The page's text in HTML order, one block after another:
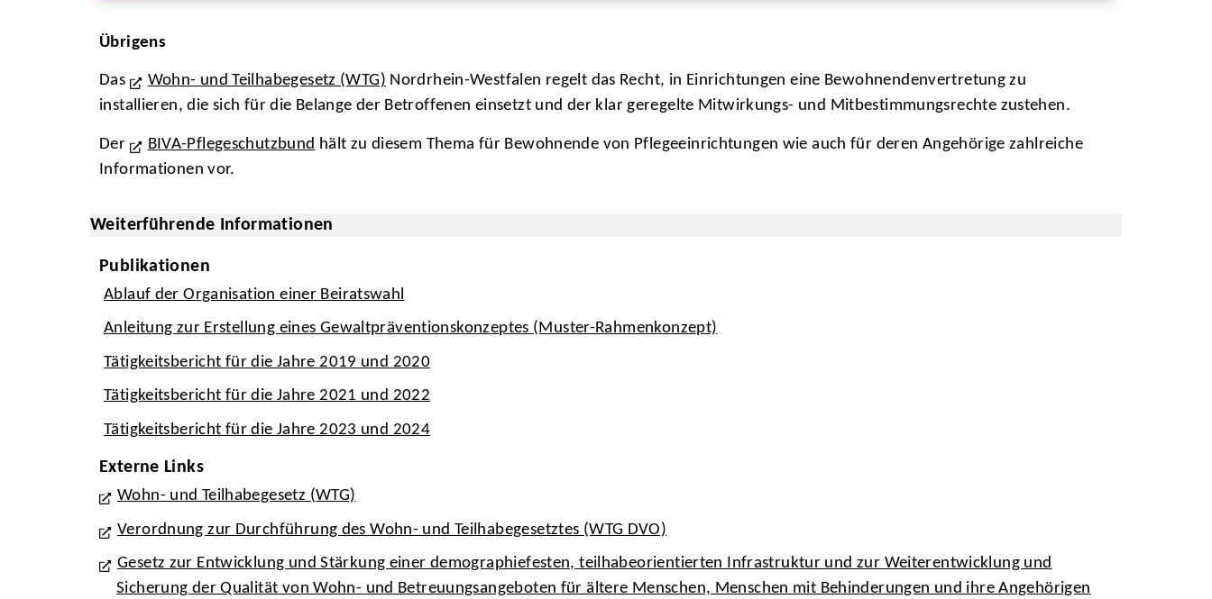
Übrigens
Das Wohn- und Teilhabegesetz (WTG) Nordrhein-Westfalen regelt das Recht, in Einrichtungen eine Bewohnendenvertretung zu
installieren, die sich für die Belange der Betroffenen einsetzt und der klar geregelte Mitwirkungs- und Mitbestimmungsrechte zustehen.
Der BIVA-Pflegeschutzbund hält zu diesem Thema für Bewohnende von Pflegeeinrichtungen wie auch für deren Angehörige zahlreiche
Informationen vor.
Weiterführende Informationen
Publikationen
Ablauf der Organisation einer Beiratswahl
Anleitung zur Erstellung eines Gewaltpräventionskonzeptes (Muster-Rahmenkonzept)
Tätigkeitsbericht für die Jahre 2019 und 2020
Tätigkeitsbericht für die Jahre 2021 und 2022
Tätigkeitsbericht für die Jahre 2023 und 2024
Externe Links
Wohn- und Teilhabegesetz (WTG)
Verordnung zur Durchführung des Wohn- und Teilhabegesetztes (WTG DVO)
Gesetz zur Entwicklung und Stärkung einer demographiefesten, teilhabeorientierten Infrastruktur und zur Weiterentwicklung und
Sicherung der Qualität von Wohn- und Betreuungsangeboten für ältere Menschen, Menschen mit Behinderungen und ihre Angehörigen